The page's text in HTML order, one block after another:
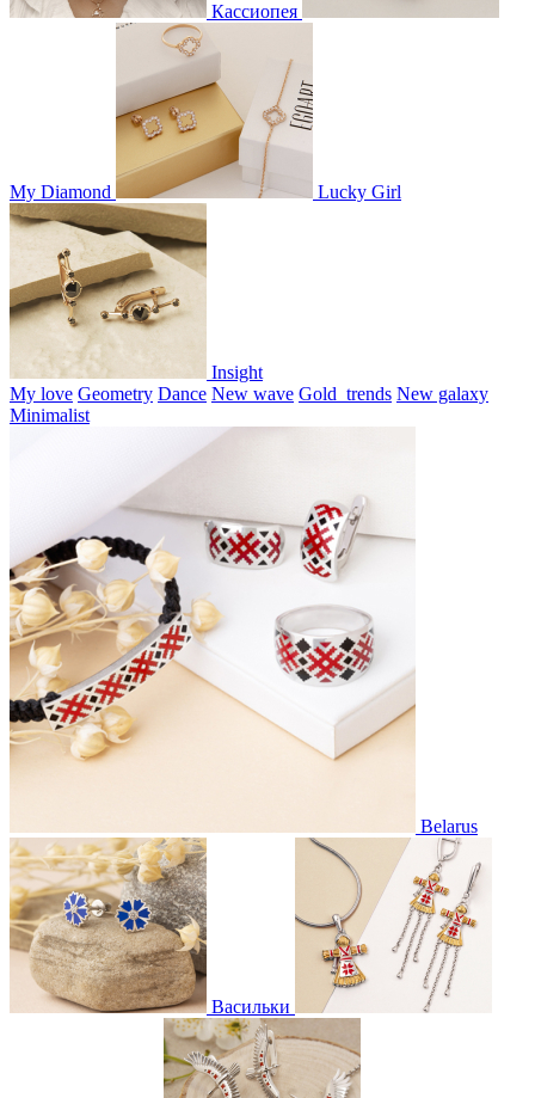
Кассиопея
My Diamond Lucky Girl
Insight
My love Geometry Dance New wave Gold_trends New galaxy
Minimalist
Belarus
Васильки